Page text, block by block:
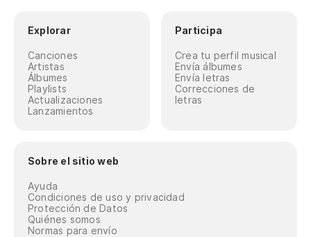
Explorar
Canciones
Artistas
Álbumes
Playlists
Actualizaciones
Lanzamientos
Participa
Crea tu perfil musical
Envía álbumes
Envía letras
Correcciones de
letras
Sobre el sitio web
Ayuda
Condiciones de uso y privacidad
Protección de Datos
Quiénes somos
Normas para envío